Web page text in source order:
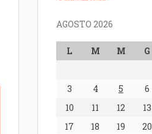
AGOSTO 2026
L M M G
3
4 5 6
10
11 12 13
17
18 19 20